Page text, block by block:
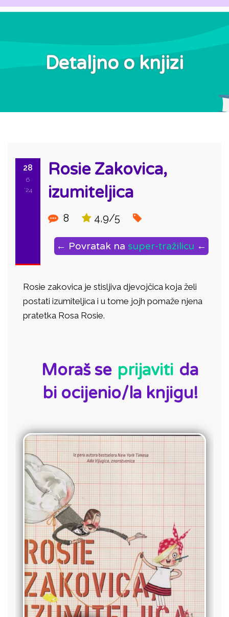
Detaljno o knjizi
28
6
'24
Rosie Zakovica,
izumiteljica
8 4,9/5
← Povratak na super-tražilicu ←
Rosie zakovica je stisljiva djevojčica koja želi
postati izumiteljica i u tome jojh pomaže njena
pratetka Rosa Rosie.
Moraš se prijaviti da
bi ocijenio/la knjigu!